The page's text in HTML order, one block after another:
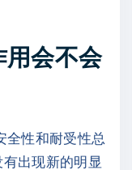
用会不会
全性和耐受性总
出现新的明显